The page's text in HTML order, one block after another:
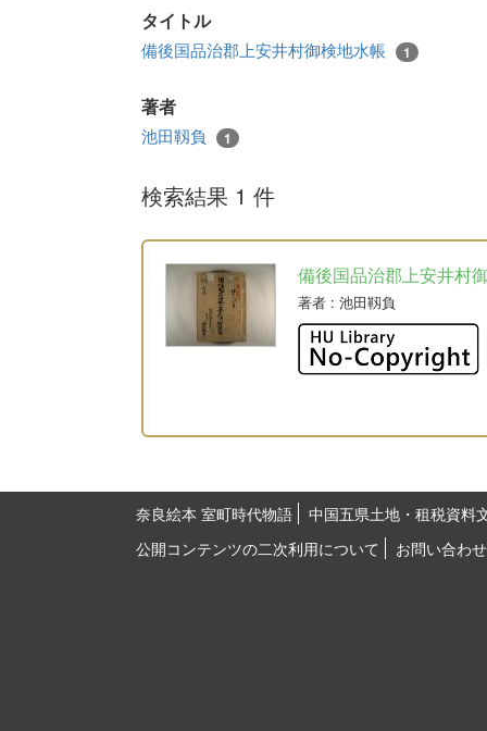
タイトル
備後国品治郡上安井村御検地水帳 1
著者
池田靱負 1
検索結果 1 件
備後国品治郡上安井村
著者 : 池田靱負
奈良絵本 室町時代物語
中国五県土地・租税資料
公開コンテンツの二次利用について
お問い合わせ